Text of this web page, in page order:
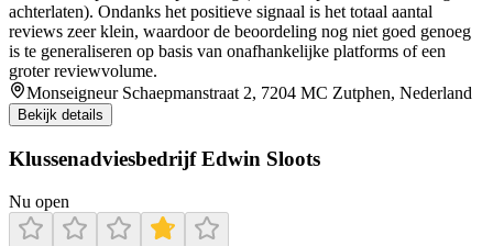
achterlaten). Ondanks het positieve signaal is het totaal aantal
reviews zeer klein, waardoor de beoordeling nog niet goed genoeg
is te generaliseren op basis van onafhankelijke platforms of een
groter reviewvolume.
Monseigneur Schaepmanstraat 2, 7204 MC Zutphen, Nederland
Bekijk details
Klussenadviesbedrijf Edwin Sloots
Nu open